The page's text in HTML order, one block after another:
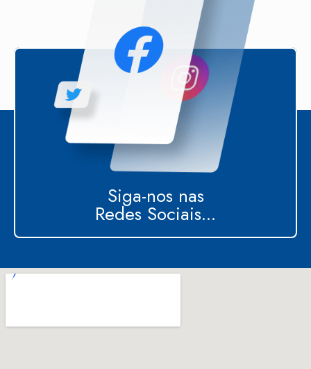
Siga-nos nas
Redes Sociais...